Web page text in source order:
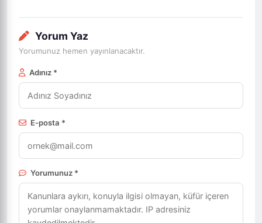
Yorum Yaz
Yorumunuz hemen yayınlanacaktır.
Adınız *
E-posta *
Yorumunuz *